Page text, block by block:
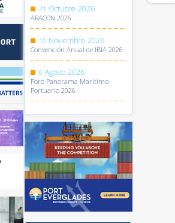
21 Octubre 2026
ARACON 2026
10 Noviembre 2026
Convención Anual de IBIA 2026
6 Agosto 2026
Foro Panorama Marítimo
Portuario 2026